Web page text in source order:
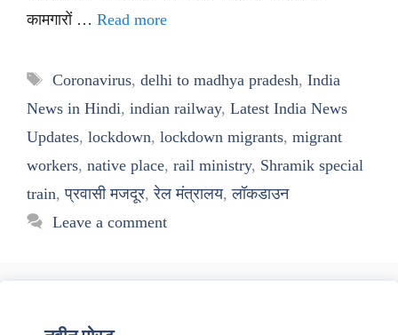
कामगारों … Read more
Tags
Coronavirus, delhi to madhya pradesh, India
News in Hindi, indian railway, Latest India News
Updates, lockdown, lockdown migrants, migrant
workers, native place, rail ministry, Shramik special
train,प्रवासी मजदूर,रेल मंत्रालय,लॉकडाउन
Leave a comment